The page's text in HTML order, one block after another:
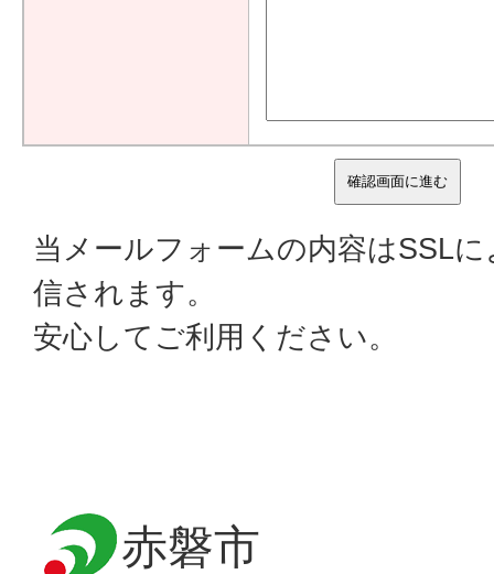
当メールフォームの内容はSSL
信されます。
安心してご利用ください。
赤磐市